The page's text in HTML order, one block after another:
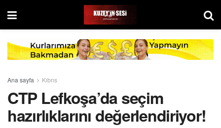
Ana sayfa Kıbrıs
CTP Lefkoşa’da seçim
hazırlıklarını değerlendiriyor!